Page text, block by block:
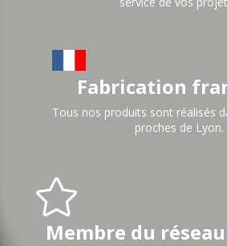
Fabrication
Tous nos produits sont réalisés
proches de Lyon.

Membre du réseau